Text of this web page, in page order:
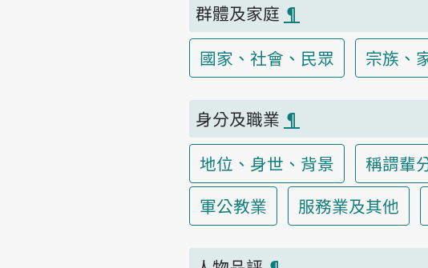
群體及家庭 ¶
國家、社會、民眾
宗族、
身分及職業 ¶
地位、身世、背景
稱謂輩
軍公教業
服務業及其他